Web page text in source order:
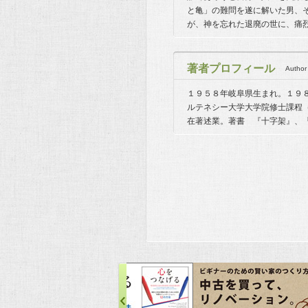
と亀」の難問を遂に解いた男
が、神を忘れた退廃の世に、痛
著者プロフィール Author
１９５８年岐阜県生まれ。１
ルテネシー大学大学院修士課程
在著述業。著書 『十字架』、